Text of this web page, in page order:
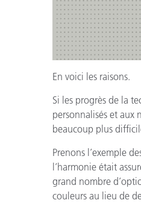
En voici les raisons.
Si les progrès de la
personnalisés et aux
beaucoup plus
Prenons l’exemple
l’harmonie était
grand nombre
couleurs au lieu de